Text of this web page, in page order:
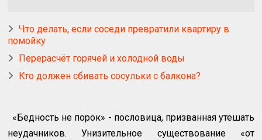
Что делать, если соседи превратили квартиру в
помойку
Перерасчёт горячей и холодной воды
Кто должен сбивать сосульки с балкона?
«Бедность не порок» - пословица, призванная утешать
неудачников. Унизительное существование «от